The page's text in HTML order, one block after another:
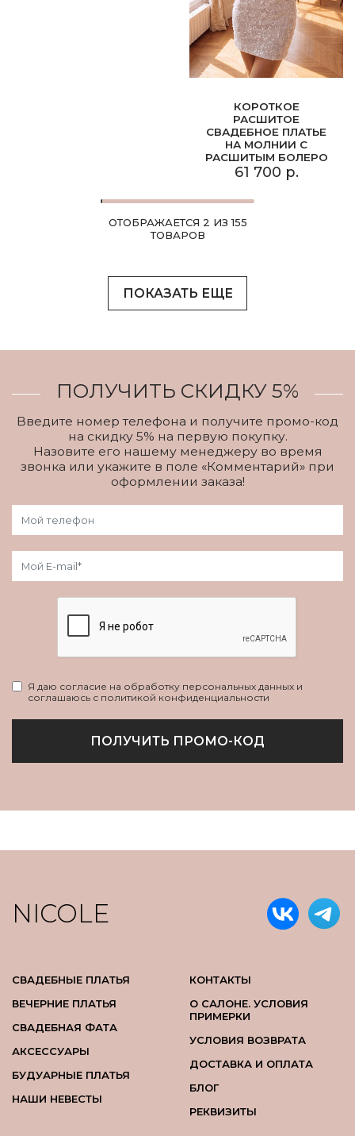
КОРОТКОЕ
РАСШИТОЕ
СВАДЕБНОЕ ПЛАТЬЕ
НА МОЛНИИ С
РАСШИТЫМ БОЛЕРО
61 700 р.
ОТОБРАЖАЕТСЯ 2 ИЗ 155
ТОВАРОВ
ПОКАЗАТЬ ЕЩЕ
ПОЛУЧИТЬ СКИДКУ 5%
Введите номер телефона и получите промо-код
на скидку 5% на первую покупку.
Назовите его нашему менеджеру во время
звонка или укажите в поле «Комментарий» при
оформлении заказа!
Я даю согласие на обработку персональных данных и
соглашаюсь с политикой конфиденциальности
ПОЛУЧИТЬ ПРОМО-КОД
NICOLE
СВАДЕБНЫЕ ПЛАТЬЯ
ВЕЧЕРНИЕ ПЛАТЬЯ
СВАДЕБНАЯ ФАТА
АКСЕССУАРЫ
БУДУАРНЫЕ ПЛАТЬЯ
НАШИ НЕВЕСТЫ
КОНТАКТЫ
О САЛОНЕ. УСЛОВИЯ
ПРИМЕРКИ
УСЛОВИЯ ВОЗВРАТА
ДОСТАВКА И ОПЛАТА
БЛОГ
РЕКВИЗИТЫ